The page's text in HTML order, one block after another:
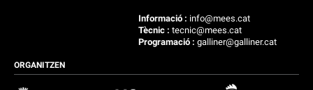
Informació : info@mees.cat
Tècnic :tecnic@mees.cat
Programació :galliner@galliner.cat
ORGANITZEN